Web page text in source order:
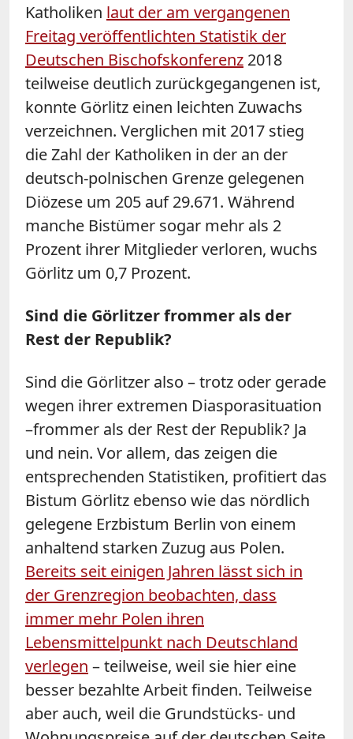
Katholiken laut der am vergangenen
Freitag veröffentlichten Statistik der
Deutschen Bischofskonferenz 2018
teilweise deutlich zurückgegangenen ist,
konnte Görlitz einen leichten Zuwachs
verzeichnen. Verglichen mit 2017 stieg
die Zahl der Katholiken in der an der
deutsch-polnischen Grenze gelegenen
Diözese um 205 auf 29.671. Während
manche Bistümer sogar mehr als 2
Prozent ihrer Mitglieder verloren, wuchs
Görlitz um 0,7 Prozent.
Sind die Görlitzer frommer als der
Rest der Republik?
Sind die Görlitzer also – trotz oder gerade
wegen ihrer extremen Diasporasituation
–frommer als der Rest der Republik? Ja
und nein. Vor allem, das zeigen die
entsprechenden Statistiken, profitiert das
Bistum Görlitz ebenso wie das nördlich
gelegene Erzbistum Berlin von einem
anhaltend starken Zuzug aus Polen.
Bereits seit einigen Jahren lässt sich in
der Grenzregion beobachten, dass
immer mehr Polen ihren
Lebensmittelpunkt nach Deutschland
verlegen – teilweise, weil sie hier eine
besser bezahlte Arbeit finden. Teilweise
aber auch, weil die Grundstücks- und